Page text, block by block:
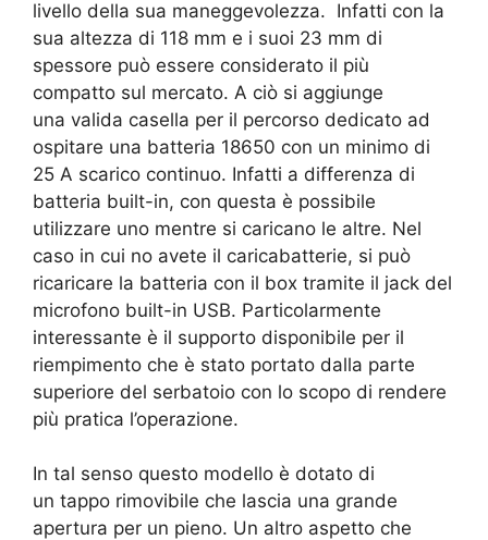
livello della sua maneggevolezza. Infatti con la
sua altezza di 118 mm e i suoi 23 mm di
spessore può essere considerato il più
compatto sul mercato. A ciò si aggiunge
una valida casella per il percorso dedicato ad
ospitare una batteria 18650 con un minimo di
25 A scarico continuo. Infatti a differenza di
batteria built-in, con questa è possibile
utilizzare uno mentre si caricano le altre. Nel
caso in cui no avete il caricabatterie, si può
ricaricare la batteria con il box tramite il jack del
microfono built-in USB. Particolarmente
interessante è il supporto disponibile per il
riempimento che è stato portato dalla parte
superiore del serbatoio con lo scopo di rendere
più pratica l’operazione.
In tal senso questo modello è dotato di
un tappo rimovibile che lascia una grande
apertura per un pieno. Un altro aspetto che